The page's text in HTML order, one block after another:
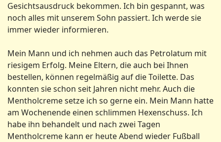
Gesichtsausdruck bekommen. Ich bin gespannt, was
noch alles mit unserem Sohn passiert. Ich werde sie
immer wieder informieren.
Mein Mann und ich nehmen auch das Petrolatum mit
riesigem Erfolg. Meine Eltern, die auch bei Ihnen
bestellen, können regelmäßig auf die Toilette. Das
konnten sie schon seit Jahren nicht mehr. Auch die
Mentholcreme setze ich so gerne ein. Mein Mann hatte
am Wochenende einen schlimmen Hexenschuss. Ich
habe ihn behandelt und nach zwei Tagen
Mentholcreme kann er heute Abend wieder Fußball